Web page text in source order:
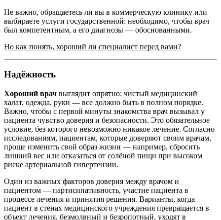
Не важно, обращаетесь ли вы в коммерческую клинику или
выбираете услуги государственной: необходимо, чтобы врач
был компетентным, а его диагнозы — обоснованными.
Но как понять, хороший ли специалист перед вами?
Надёжность
Хороший врач выглядит опрятно: чистый медицинский
халат, одежда, руки — все должно быть в полном порядке.
Важно, чтобы с первой минуты знакомства врач вызывал у
пациента чувство доверия и безопасности. Это обязательное
условие, без которого невозможно никакое лечение. Согласно
исследованиям, пациентам, которые доверяют своим врачам,
проще изменить свой образ жизни — например, сбросить
лишний вес или отказаться от солёной пищи при высоком
риске артериальной гипертензии.
Один из важных факторов доверия между врачом и
пациентом — партисипативность, участие пациента в
процессе лечения и принятия решения. Варианты, когда
пациент в стенах медицинского учреждения превращается в
объект лечения, безмолвный и безропотный, уходят в